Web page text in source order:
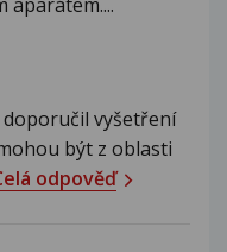
vyšetření
být z oblasti
odpověď